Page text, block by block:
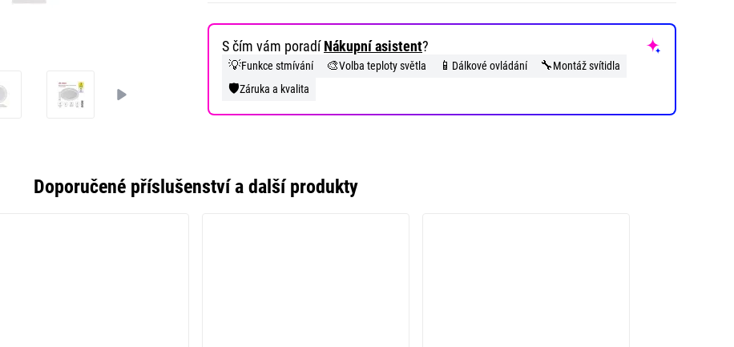
S čím vám poradíNákupní asistent?
💡Funkce stmívání 🎨Volba teploty světla 📱 Dálkové ovládání 🔧Montáž svítidla
🛡️Záruka a kvalita
Doporučené příslušenství a další produkty